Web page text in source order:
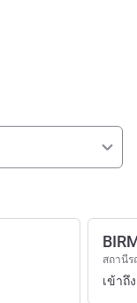
สถานีร
เข้าถึ